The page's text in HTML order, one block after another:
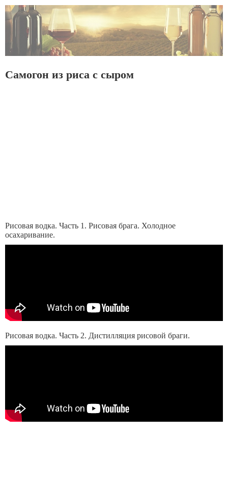
Самогон из риса с сыром
Рисовая водка. Часть 1. Рисовая брага. Холодное
осахаривание.
Рисовая водка. Часть 2. Дистилляция рисовой браги.